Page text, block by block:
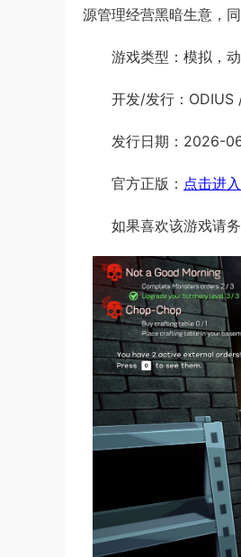
源管理经营黑暗生意，
游戏类型：模拟，
开发/发行：
发行日期：2026-
官方正版： 点击进入
如果喜欢该游戏请